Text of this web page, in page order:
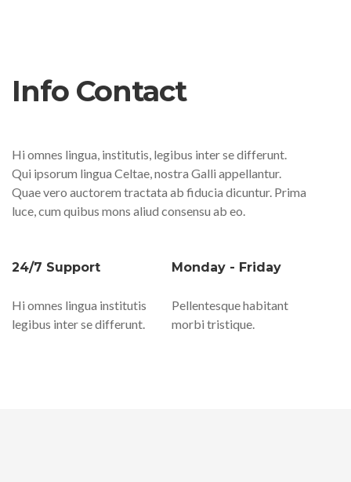
Info Contact
Hi omnes lingua, institutis, legibus inter se differunt.
Qui ipsorum lingua Celtae, nostra Galli appellantur.
Quae vero auctorem tractata ab fiducia dicuntur. Prima
luce, cum quibus mons aliud consensu ab eo.
24/7 Support
Hi omnes lingua institutis
legibus inter se differunt.
Monday - Friday
Pellentesque habitant
morbi tristique.